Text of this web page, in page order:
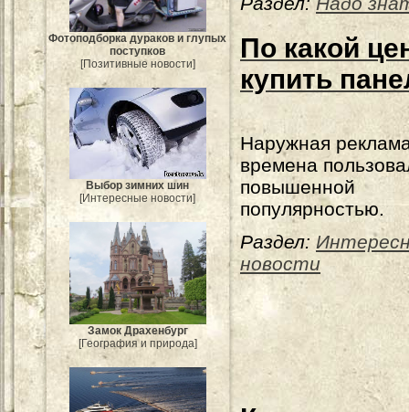
Фотоподборка дураков и глупых
поступков
[Позитивные новости]
Выбор зимних шин
[Интересные новости]
Замок Драхенбург
[География и природа]
По какой
купить
Наружная
времена
повышенной
популярностью.
Раздел:
новости